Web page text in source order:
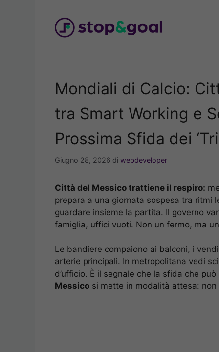
Mondiali di Calcio:
tra Smart Working e
Prossima Sfida dei
Giugno 28, 2026 di webdeveloper
Città del Messico trattiene il respiro:
prepara a una giornata sospesa tra ritmi
guardare insieme la partita. Il governo
famiglia, uffici vuoti. Non un fermo, ma
Le bandiere compaiono ai balconi, i
arterie principali. In metropolitana vedi
d’ufficio. È il segnale che la sfida che può
Messico si mette in modalità attesa: